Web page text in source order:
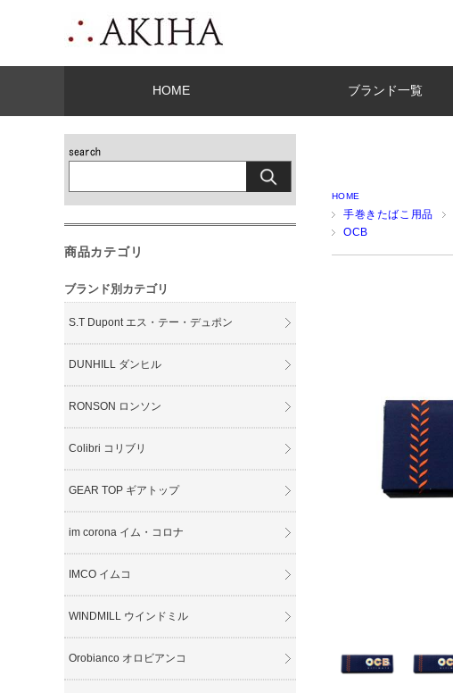
HOME ブランド一覧
HOME
手巻きたばこ用品
OCB
商品カテゴリ
ブランド別カテゴリ
S.T Dupont エス・テー・デュポン
DUNHILL ダンヒル
RONSON ロンソン
Colibri コリブリ
GEAR TOP ギアトップ
im corona イム・コロナ
IMCO イムコ
WINDMILL ウインドミル
Orobianco オロビアンコ